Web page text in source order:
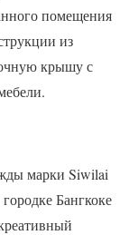
помещения
из
крышу с
марки Siwilai
Бангкоке